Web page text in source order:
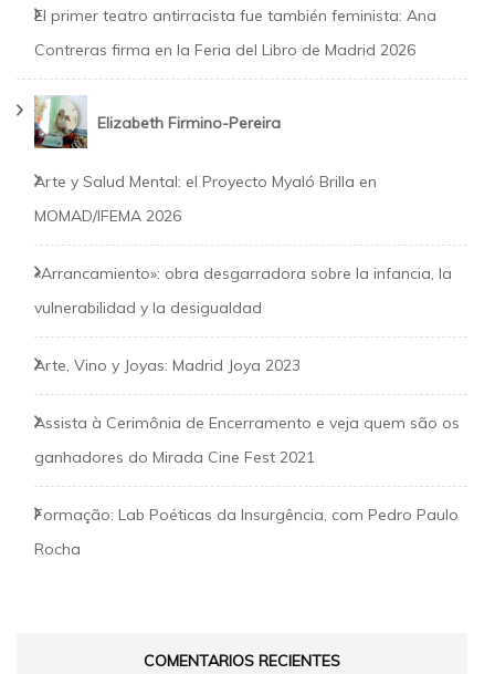
El primer teatro antirracista fue también feminista: Ana
Contreras firma en la Feria del Libro de Madrid 2026
Elizabeth Firmino-Pereira
Arte y Salud Mental: el Proyecto Myaló Brilla en
MOMAD/IFEMA 2026
«Arrancamiento»: obra desgarradora sobre la infancia, la
vulnerabilidad y la desigualdad
Arte, Vino y Joyas: Madrid Joya 2023
Assista à Cerimônia de Encerramento e veja quem são os
ganhadores do Mirada Cine Fest 2021
Formação: Lab Poéticas da Insurgência, com Pedro Paulo
Rocha
COMENTARIOS RECIENTES